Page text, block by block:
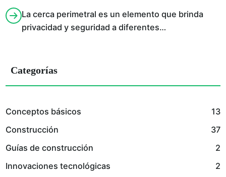
La cerca perimetral es un elemento que brinda
privacidad y seguridad a diferentes…
Categorías
Conceptos básicos
13
Construcción
37
Guías de construcción
2
Innovaciones tecnológicas
2